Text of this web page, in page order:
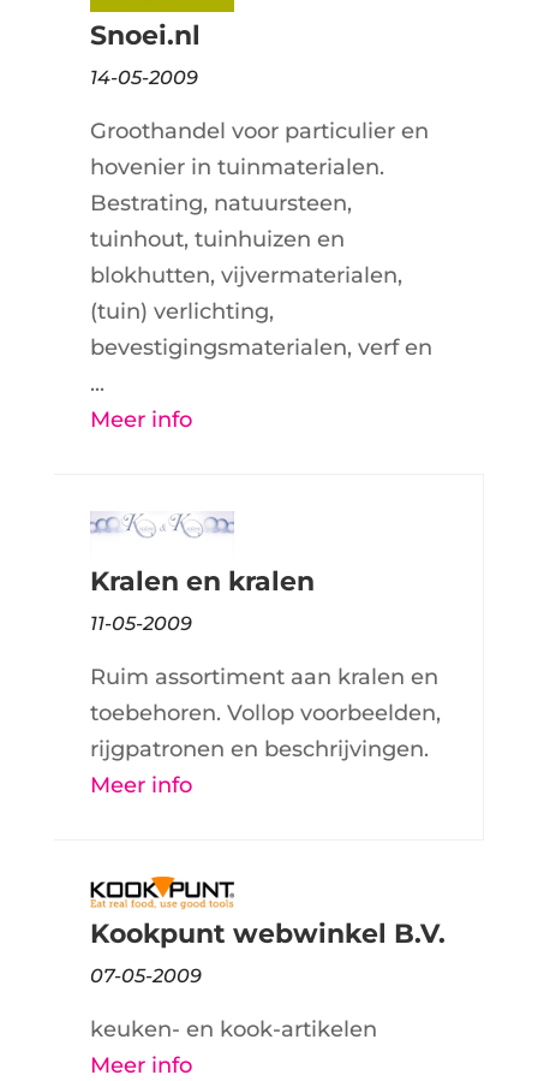
Snoei.nl
14-05-2009
Groothandel voor particulier en
hovenier in tuinmaterialen.
Bestrating, natuursteen,
tuinhout, tuinhuizen en
blokhutten, vijvermaterialen,
(tuin) verlichting,
bevestigingsmaterialen, verf en
...
Meer info
Kralen en kralen
11-05-2009
Ruim assortiment aan kralen en
toebehoren. Vollop voorbeelden,
rijgpatronen en beschrijvingen.
Meer info
Kookpunt webwinkel B.V.
07-05-2009
keuken- en kook-artikelen
Meer info